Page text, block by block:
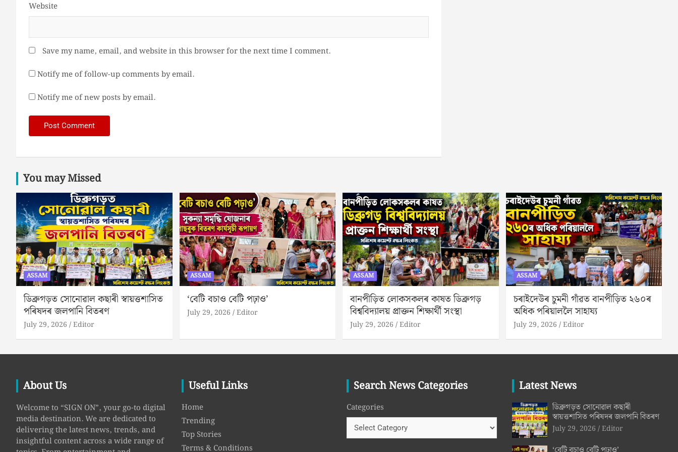
Website
Save my name, email, and website in this browser for the next time I comment.
Notify me of follow-up comments by email.
Notify me of new posts by email.
You may Missed
ASSAM
ডিব্ৰুগড়ত সোনোৱাল কছাৰী স্বায়ত্তশাসিত
পৰিষদৰ জলপানি বিতৰণ
July 29, 2026 Editor
ASSAM
‘বেটি বচাও বেটি পঢ়াও’
July 29, 2026 Editor
ASSAM
বানপীড়িত লোকসকলৰ কাষত ডিব্ৰুগড়
বিশ্ববিদ্যালয় প্ৰাক্তন শিক্ষাৰ্থী সংস্থা
July 29, 2026 Editor
ASSAM
চৰাইদেউৰ চুমনী গাঁৱত বানপীড়িত ২৬০ৰ
অধিক পৰিয়াললৈ সাহায্য
July 29, 2026 Editor
About Us
Welcome to “SIGN ON”, your go-to digital
media destination. We are dedicated to
delivering the latest news, trends, and
insightful content across a wide range of
Useful Links
Home
Trending
Top Stories
Terms & Conditions
Search News Categories
Categories
Latest News
ডিব্ৰুগড়ত সোনোৱাল কছাৰী
স্বায়ত্তশাসিত পৰিষদৰ জলপানি বিতৰণ
July 29, 2026 Editor